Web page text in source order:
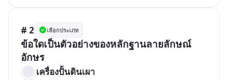
# 2 เลือกประเภท
ข้อใดเป็นตัวอย่างของหลักฐานลายลักษณ์
อักษร
เครื่องปั้นดินเผา